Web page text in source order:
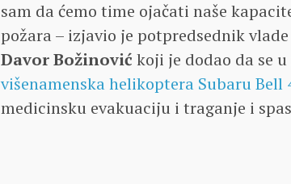
sam da ćemo time ojačati naše
požara – izjavio je potpredsednik
Davor Božinović koji je dodao da se
višenamenska helikoptera Subaru Bell
medicinsku evakuaciju i traganje i